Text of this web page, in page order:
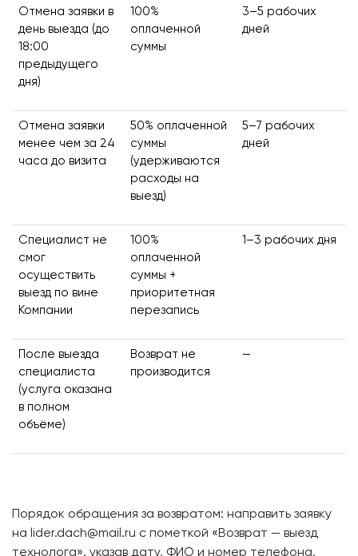
Отмена заявки в
день выезда (до
18:00
предыдущего
дня)
100%
оплаченной
суммы
3–5 рабочих
дней
Отмена заявки
менее чем за 24
часа до визита
50% оплаченной
суммы
(удерживаются
расходы на
выезд)
5–7 рабочих
дней
Специалист не
смог
осуществить
выезд по вине
Компании
100%
оплаченной
суммы +
приоритетная
перезапись
1–3 рабочих дня
После выезда
специалиста
(услуга оказана
в полном
объёме)
Возврат не
производится
—
Порядок обращения за возвратом: направить заявку
на lider.dach@mail.ru с пометкой «Возврат — выезд
технолога», указав дату, ФИО и номер телефона.